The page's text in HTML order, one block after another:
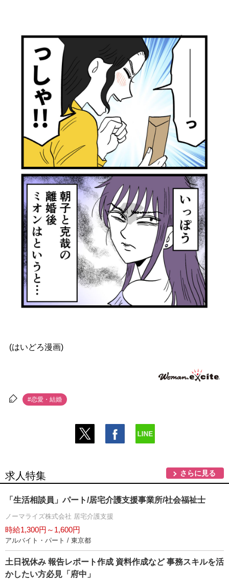
(はいどろ漫画)
#恋愛・結婚
求人特集 さらに見る
「生活相談員」パート/居宅介護支援事業所/社会福祉士
ノーマライズ株式会社 居宅介護支援
時給1,300円～1,600円
アルバイト・パート / 東京都
土日祝休み 報告レポート作成 資料作成など 事務スキルを活
かしたい方必見「府中」